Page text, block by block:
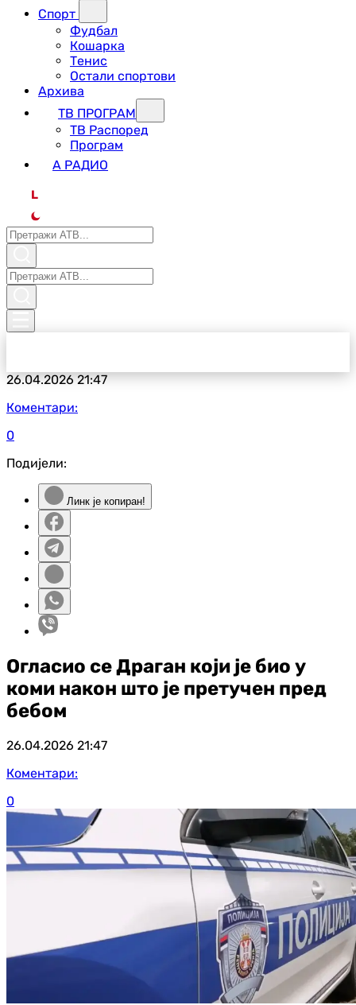
Спорт
Фудбал
Кошарка
Тенис
Остали спортови
Архива
ТВ ПРОГРАМ
ТВ Распоред
Програм
А РАДИО
L
26.04.202621:47
Коментари:
0
Подијели:
Линк је копиран!
Огласио се Драган који је био у
коми након што је претучен пред
бебом
26.04.2026 21:47
Коментари:
0